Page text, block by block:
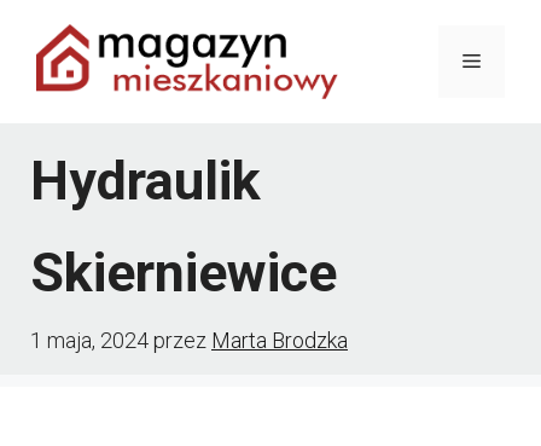
Przejdź
Menu
Hydraulik
Skierniewice
1 maja, 2024przez Marta Brodzka